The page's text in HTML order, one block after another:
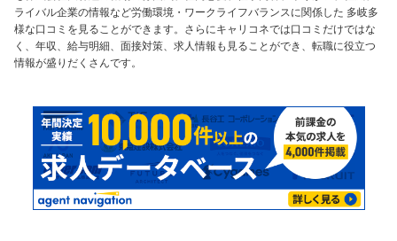
ライバル企業の情報など労働環境・ワークライフバランスに関係した 多岐多
様な口コミを見ることができます。さらにキャリコネでは口コミだけではな
く、年収、給与明細、面接対策、求人情報も見ることができ、転職に役立つ
情報が盛りだくさんです。